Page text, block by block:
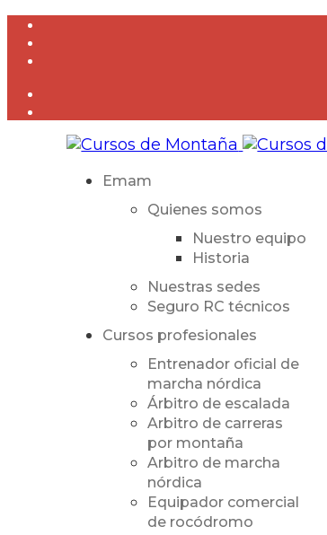
Emam
Quienes somos
Nuestro equipo
Historia
Nuestras sedes
Seguro RC técnicos
Cursos profesionales
Entrenador oficial de
marcha nórdica
Árbitro de escalada
Arbitro de carreras
por montaña
Arbitro de marcha
nórdica
Equipador comercial
de rocódromo